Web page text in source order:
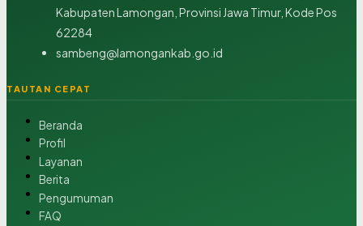
Kabupaten Lamongan, Provinsi Jawa Timur, Kode Pos
62284
sambeng@lamongankab.go.id
TAUTAN CEPAT
Beranda
Profil
Layanan
Berita
Pengumuman
FAQ